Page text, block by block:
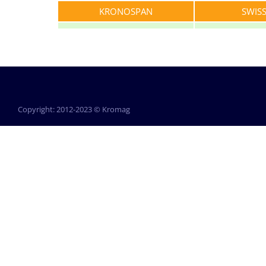
KRONOSPAN
Copyright: 2012-2023 © Kromag